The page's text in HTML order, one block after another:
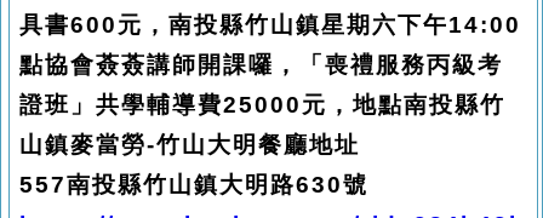
具書600元，南投縣竹山鎮星期六下午14:00
點協會薟薟講師開課囉，「喪禮服務丙級考
證班」共學輔導費25000元，地點南投縣竹
山鎮麥當勞-竹山大明餐廳地址
557南投縣竹山鎮大明路630號